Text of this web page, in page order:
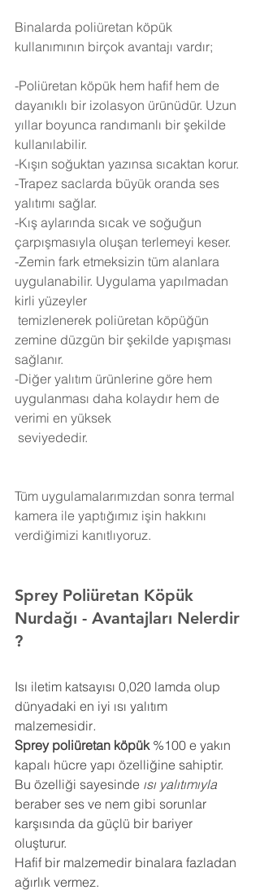
Binalarda poliüretan köpük
kullanımının birçok avantajı vardır;
-Poliüretan köpük hem hafif hem de
dayanıklı bir izolasyon ürünüdür. Uzun
yıllar boyunca randımanlı bir şekilde
kullanılabilir.
-Kışın soğuktan yazınsa sıcaktan korur.
-Trapez saclarda büyük oranda ses
yalıtımı sağlar.
-Kış aylarında sıcak ve soğuğun
çarpışmasıyla oluşan terlemeyi keser.
-Zemin fark etmeksizin tüm alanlara
uygulanabilir. Uygulama yapılmadan
kirli yüzeyler
zemine düzgün bir şekilde yapışması
sağlanır.
-Diğer yalıtım ürünlerine göre hem
uygulanması daha kolaydır hem de
verimi en yüksek
seviyededir.
Tüm uygulamalarımızdan sonra termal
kamera ile yaptığımız işin hakkını
verdiğimizi kanıtlıyoruz.
Sprey Poliüretan Köpük
Nurdağı - Avantajları Nelerdir
?
Isı iletim katsayısı 0,020 lamda olup
dünyadaki en iyi ısı yalıtım
malzemesidir.
Sprey poliüretan köpük %100 e yakın
kapalı hücre yapı özelliğine sahiptir.
Bu özelliği sayesinde ısı yalıtımıyla
beraber ses ve nem gibi sorunlar
karşısında da güçlü bir bariyer
oluşturur.
Hafif bir malzemedir binalara fazladan
ağırlık vermez.